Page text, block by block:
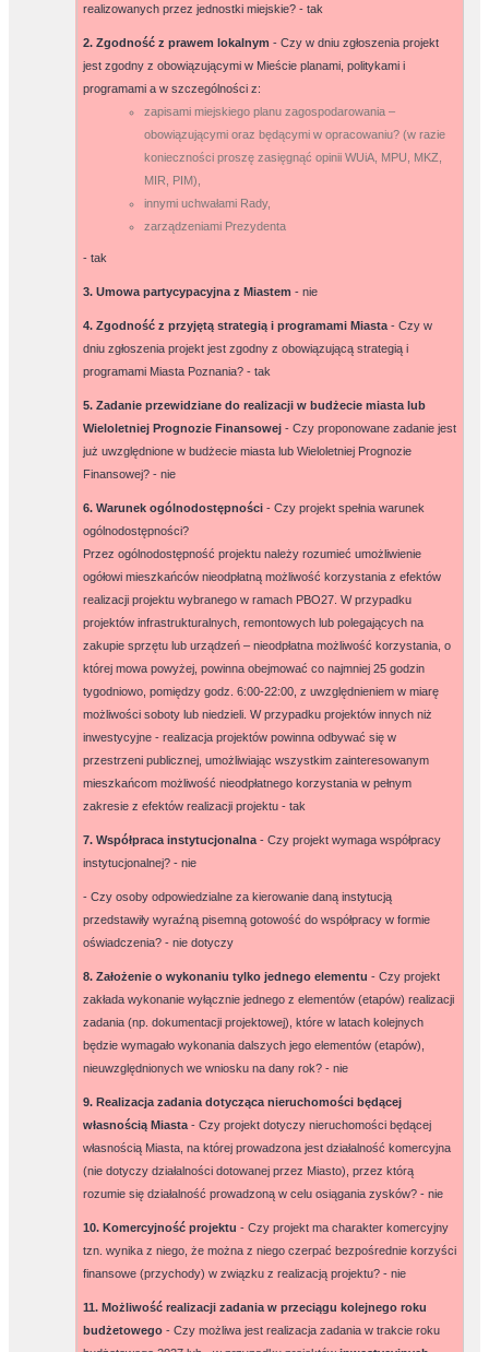
realizowanych przez jednostki miejskie? -tak
2. Zgodność z prawem lokalnym- Czy w dniu zgłoszenia projekt
jest zgodny z obowiązującymi w Mieście planami, politykami i
programami a w szczególności z:
zapisami miejskiego planu zagospodarowania –
obowiązującymi oraz będącymi w opracowaniu? (w razie
konieczności proszę zasięgnąć opinii WUiA, MPU, MKZ,
MIR, PIM),
innymi uchwałami Rady,
zarządzeniami Prezydenta
-tak
3. Umowa partycypacyjna z Miastem-nie
4. Zgodność z przyjętą strategią i programami Miasta- Czy w
dniu zgłoszenia projekt jest zgodny z obowiązującą strategią i
programami Miasta Poznania? -tak
5. Zadanie przewidziane do realizacji w budżecie miasta lub
Wieloletniej Prognozie Finansowej- Czy proponowane zadanie jest
już uwzględnione w budżecie miasta lub Wieloletniej Prognozie
Finansowej? -nie
6. Warunek ogólnodostępności- Czy projekt spełnia warunek
ogólnodostępności?
Przez ogólnodostępność projektu należy rozumieć umożliwienie
ogółowi mieszkańców nieodpłatną możliwość korzystania z efektów
realizacji projektu wybranego w ramach PBO27. W przypadku
projektów infrastrukturalnych, remontowych lub polegających na
zakupie sprzętu lub urządzeń – nieodpłatna możliwość korzystania, o
której mowa powyżej, powinna obejmować co najmniej 25 godzin
tygodniowo, pomiędzy godz. 6:00-22:00, z uwzględnieniem w miarę
możliwości soboty lub niedzieli. W przypadku projektów innych niż
inwestycyjne - realizacja projektów powinna odbywać się w
przestrzeni publicznej, umożliwiając wszystkim zainteresowanym
mieszkańcom możliwość nieodpłatnego korzystania w pełnym
zakresie z efektów realizacji projektu -tak
7. Współpraca instytucjonalna- Czy projekt wymaga współpracy
instytucjonalnej? -nie
- Czy osoby odpowiedzialne za kierowanie daną instytucją
przedstawiły wyraźną pisemną gotowość do współpracy w formie
oświadczenia? -nie dotyczy
8. Założenie o wykonaniu tylko jednego elementu- Czy projekt
zakłada wykonanie wyłącznie jednego z elementów (etapów) realizacji
zadania (np. dokumentacji projektowej), które w latach kolejnych
będzie wymagało wykonania dalszych jego elementów (etapów),
nieuwzględnionych we wniosku na dany rok? -nie
9. Realizacja zadania dotycząca nieruchomości będącej
własnością Miasta- Czy projekt dotyczy nieruchomości będącej
własnością Miasta, na której prowadzona jest działalność komercyjna
(nie dotyczy działalności dotowanej przez Miasto), przez którą
rozumie się działalność prowadzoną w celu osiągania zysków? -nie
10. Komercyjność projektu- Czy projekt ma charakter komercyjny
tzn. wynika z niego, że można z niego czerpać bezpośrednie korzyści
finansowe (przychody) w związku z realizacją projektu? -nie
11. Możliwość realizacji zadania w przeciągu kolejnego roku
budżetowego- Czy możliwa jest realizacja zadania w trakcie roku